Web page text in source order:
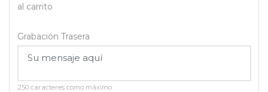
al carrito
Grabación Trasera
250 caracteres como máximo